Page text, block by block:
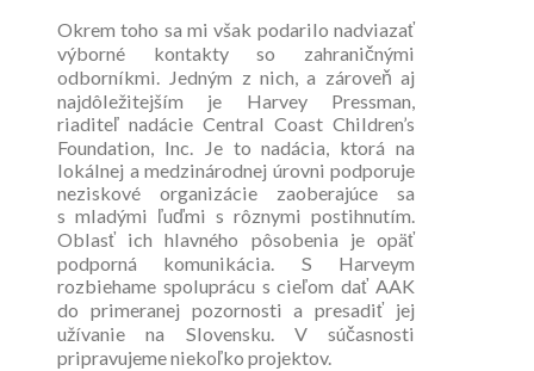
Okrem toho sa mi však podarilo nadviazať
výborné kontakty so zahraničnými
odborníkmi. Jedným z nich, a zároveň aj
najdôležitejším je Harvey Pressman,
riaditeľ nadácie Central Coast Children’s
Foundation, Inc. Je to nadácia, ktorá na
lokálnej a medzinárodnej úrovni podporuje
neziskové organizácie zaoberajúce sa
s mladými ľuďmi s rôznymi postihnutím.
Oblasť ich hlavného pôsobenia je opäť
podporná komunikácia. S Harveym
rozbiehame spoluprácu s cieľom dať AAK
do primeranej pozornosti a presadiť jej
užívanie na Slovensku. V súčasnosti
pripravujeme niekoľko projektov.